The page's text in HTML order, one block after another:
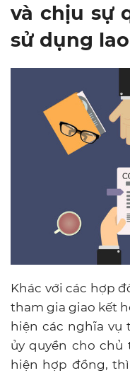
và chịu sự
sử dụng
Khác với các hợp
tham gia giao kết
hiện các nghĩa
ủy quyền cho chủ
hiện hợp đồng,